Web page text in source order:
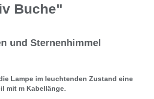
Buche"
und Sternenhimmel
Lampe im leuchtenden Zustand eine
mit m Kabellänge.